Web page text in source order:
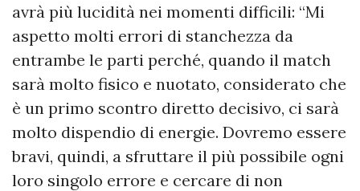
avrà più lucidità nei momenti difficili: “Mi
aspetto molti errori di stanchezza da
entrambe le parti perché, quando il match
sarà molto fisico e nuotato, considerato che
è un primo scontro diretto decisivo, ci sarà
molto dispendio di energie. Dovremo essere
bravi, quindi, a sfruttare il più possibile ogni
loro singolo errore e cercare di non